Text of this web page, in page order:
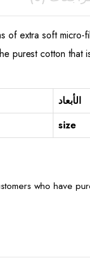
of extra soft micro-
purest cotton that
الأبعاد
size
who have